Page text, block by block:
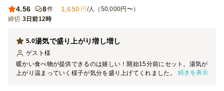
4.56
8件 1,650 円/人（50,000円〜）
締切 3日前12時
湯気で盛り上がり増し増し
5.0
ゲスト 様
暖かい食べ物が提供できるのは嬉しい！開始15分前にセット。湯気が
上がり温まっていく様子が気分を盛り上げてくれました。シュウマイ
続きを表示